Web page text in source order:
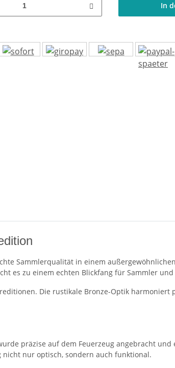
In
Sammlerqualität in einem
es zu einem echten Blickfang für Sammler und
Die rustikale Bronze-Optik harmoniert
präzise auf dem Feuerzeug angebracht
nicht nur optisch, sondern auch funktional.